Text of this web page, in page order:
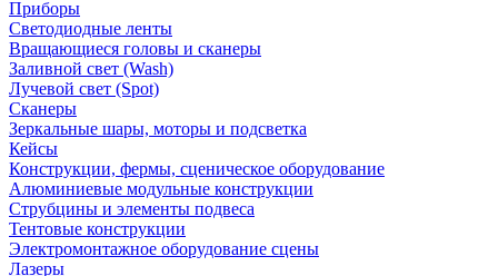
Приборы
Светодиодные ленты
Вращающиеся головы и сканеры
Заливной свет (Wash)
Лучевой свет (Spot)
Сканеры
Зеркальные шары, моторы и подсветка
Кейсы
Конструкции, фермы, сценическое оборудование
Алюминиевые модульные конструкции
Струбцины и элементы подвеса
Тентовые конструкции
Электромонтажное оборудование сцены
Лазеры